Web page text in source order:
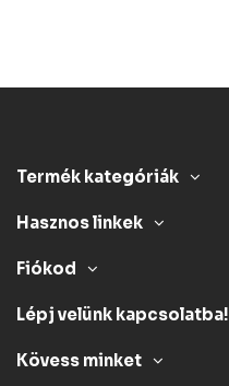
Termék kategóriák
Hasznos linkek
Fiókod
Lépj velünk kapcsolatba!
Kövess minket